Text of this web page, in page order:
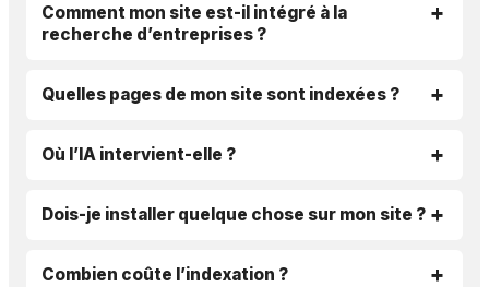
Comment mon site est-il intégré à la
recherche d’entreprises ?
Quelles pages de mon site sont indexées ?
Où l’IA intervient-elle ?
Dois-je installer quelque chose sur mon site ?
Combien coûte l’indexation ?